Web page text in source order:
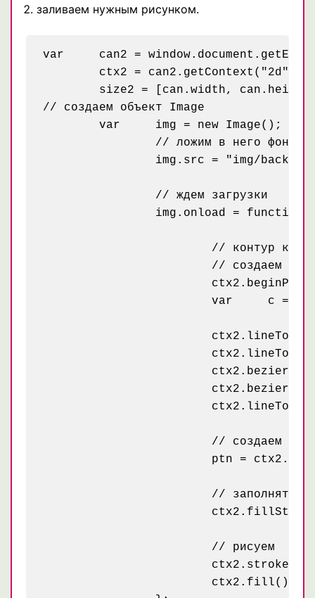
заливаем нужным рисунком.
var	can2 = window.document.getElementById("demo2"),
// создаем объект Image